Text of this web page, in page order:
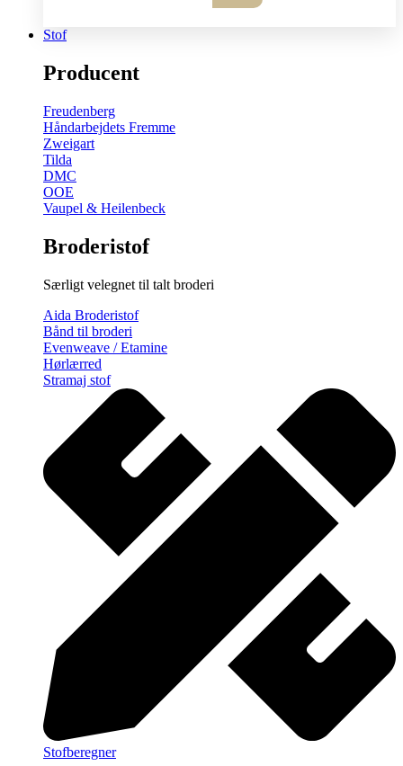
Stof
Producent
Freudenberg
Håndarbejdets Fremme
Zweigart
Tilda
DMC
OOE
Vaupel & Heilenbeck
Broderistof
Særligt velegnet til talt broderi
Aida Broderistof
Bånd til broderi
Evenweave / Etamine
Hørlærred
Stramaj stof
Stofberegner